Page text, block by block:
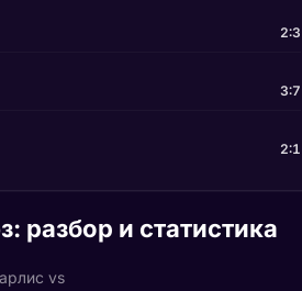
2:3
3:7
2:1
разбор и статистика
vs